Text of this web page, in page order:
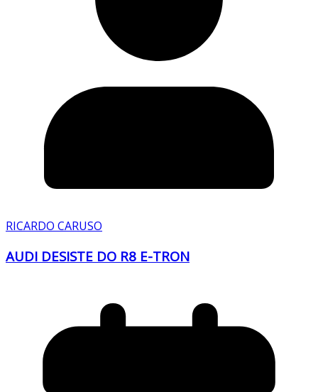
RICARDO CARUSO
AUDI DESISTE DO R8 E-TRON